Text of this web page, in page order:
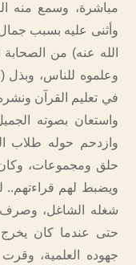
مباشرة، وسمع منه
وأثنى عليه بسبب
الله عنه) من
وعلموه للناس،
في تعليم القرآن
واستعان بصوته
وازدحم حوله طلاب
حلق ومجموعات،
ويضبط لهم قراءتهم..
شغله الشاغل،
حتى عندما كان يخرج
جهوده العلمية،